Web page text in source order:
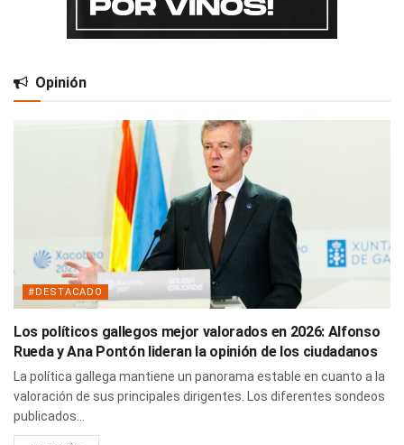
Opinión
#DESTACADO
Los políticos gallegos mejor valorados en 2026: Alfonso
Rueda y Ana Pontón lideran la opinión de los ciudadanos
La política gallega mantiene un panorama estable en cuanto a la
valoración de sus principales dirigentes. Los diferentes sondeos
publicados...